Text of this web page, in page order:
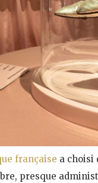
française a choisi
presque